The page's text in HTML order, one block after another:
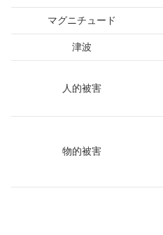
マグニチュード
津波
人的被害
物的被害